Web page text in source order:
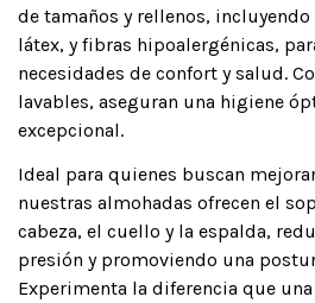
de tamaños y rellenos,
látex, y fibras hipoalergénicas,
necesidades de confort y salud.
lavables, aseguran una higiene
excepcional.
Ideal para quienes buscan
nuestras almohadas ofrecen el
cabeza, el cuello y la espalda,
presión y promoviendo una
Experimenta la diferencia que